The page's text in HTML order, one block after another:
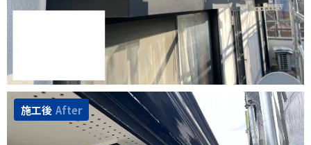
施工後 After